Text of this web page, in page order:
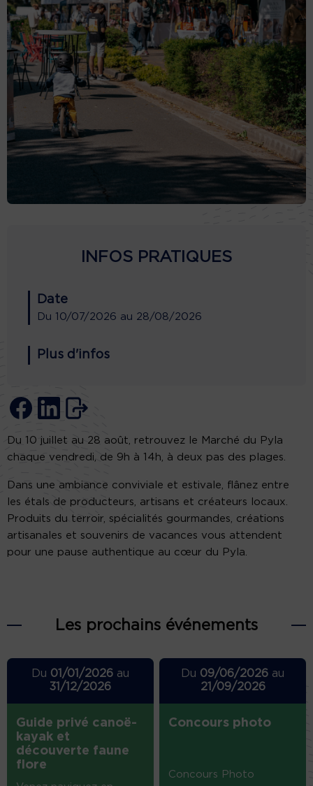
INFOS PRATIQUES
Date
Du 10/07/2026 au 28/08/2026
Plus d'infos
Du 10 juillet au 28 août, retrouvez le Marché du Pyla
chaque vendredi, de 9h à 14h, à deux pas des plages.
Dans une ambiance conviviale et estivale, flânez entre
les étals de producteurs, artisans et créateurs locaux.
Produits du terroir, spécialités gourmandes, créations
artisanales et souvenirs de vacances vous attendent
pour une pause authentique au cœur du Pyla.
Les prochains événements
Du 01/01/2026au
31/12/2026
Guide privé canoë-
kayak et
découverte faune
flore
Du 09/06/2026 au
21/09/2026
Concours photo
Concours Photo